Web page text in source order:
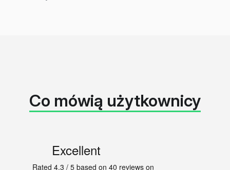
Co mówią użytkownicy